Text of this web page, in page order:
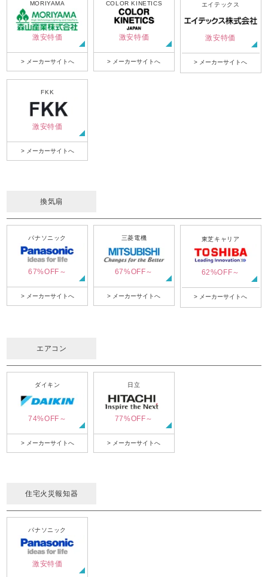
MORIYAMA
激安特価
> メーカーサイトへ
COLOR KINETICS
激安特価
> メーカーサイトへ
エイテックス
激安特価
> メーカーサイトへ
FKK
激安特価
> メーカーサイトへ
換気扇
パナソニック
67%OFF～
> メーカーサイトへ
三菱電機
67%OFF～
> メーカーサイトへ
東芝キャリア
62%OFF～
> メーカーサイトへ
エアコン
ダイキン
74%OFF～
> メーカーサイトへ
日立
77%OFF～
> メーカーサイトへ
住宅火災報知器
パナソニック
激安特価